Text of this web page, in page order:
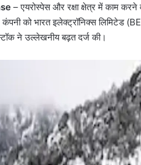
– एयरोस्पेस और रक्षा क्षेत्र में काम
को भारत इलेक्ट्रॉनिक्स लिमिटेड
ने उल्लेखनीय बढ़त दर्ज की।